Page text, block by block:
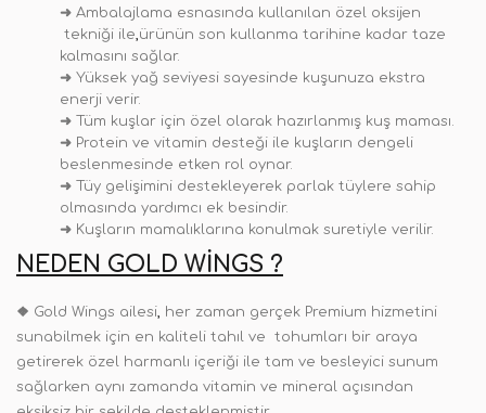
➜ Ambalajlama esnasında kullanılan özel oksijen
tekniği ile,ürünün son kullanma tarihine kadar taze
kalmasını sağlar.
➜ Yüksek yağ seviyesi sayesinde kuşunuza ekstra
enerji verir.
➜ Tüm kuşlar için özel olarak hazırlanmış kuş maması.
➜ Protein ve vitamin desteği ile kuşların dengeli
beslenmesinde etken rol oynar.
➜ Tüy gelişimini destekleyerek parlak tüylere sahip
olmasında yardımcı ek besindir.
➜ Kuşların mamalıklarına konulmak suretiyle verilir.
NEDEN GOLD WINGS ?
❖ Gold Wings ailesi, her zaman gerçek Premium hizmetini
sunabilmek için en kaliteli tahıl ve tohumları bir araya
getirerek özel harmanlı içeriği ile tam ve besleyici sunum
sağlarken aynı zamanda vitamin ve mineral açısından